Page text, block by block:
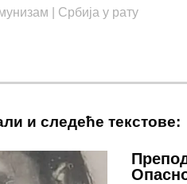
Србија у рату
и следеће текстове: